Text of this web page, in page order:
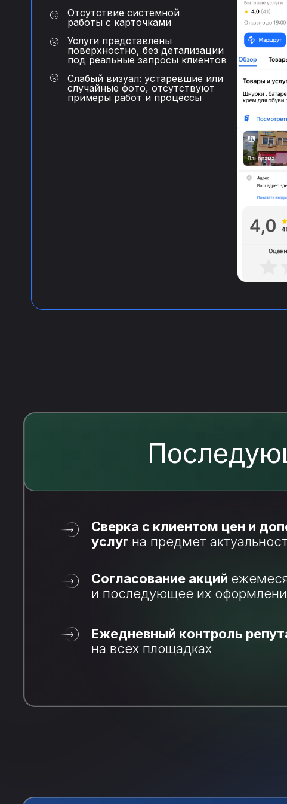
Слабый визуал: устаревшие или
случайные фото, отсутствуют
примеры работ и процессы
Услуги представлены
поверхностно, без детализации
под реальные запросы клиентов
Отсутствие системной
работы с карточками
Сверка с клиентом цен и
услуг на предмет
Согласование акций
и последующее их
Ежедневный контроль
на всех площадках